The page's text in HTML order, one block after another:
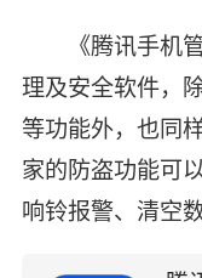
《腾讯手机管
理及安全软件，
等功能外，也同
家的防盗功能可
响铃报警、清空